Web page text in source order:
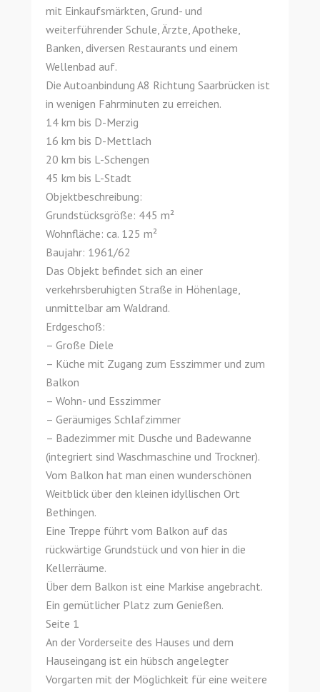
mit Einkaufsmärkten, Grund- und
weiterführender Schule, Ärzte, Apotheke,
Banken, diversen Restaurants und einem
Wellenbad auf.
Die Autoanbindung A8 Richtung Saarbrücken ist
in wenigen Fahrminuten zu erreichen.
14 km bis D-Merzig
16 km bis D-Mettlach
20 km bis L-Schengen
45 km bis L-Stadt
Objektbeschreibung:
Grundstücksgröße: 445 m²
Wohnfläche: ca. 125 m²
Baujahr: 1961/62
Das Objekt befindet sich an einer
verkehrsberuhigten Straße in Höhenlage,
unmittelbar am Waldrand.
Erdgeschoß:
– Große Diele
– Küche mit Zugang zum Esszimmer und zum
Balkon
– Wohn- und Esszimmer
– Geräumiges Schlafzimmer
– Badezimmer mit Dusche und Badewanne
(integriert sind Waschmaschine und Trockner).
Vom Balkon hat man einen wunderschönen
Weitblick über den kleinen idyllischen Ort
Bethingen.
Eine Treppe führt vom Balkon auf das
rückwärtige Grundstück und von hier in die
Kellerräume.
Über dem Balkon ist eine Markise angebracht.
Ein gemütlicher Platz zum Genießen.
Seite 1
An der Vorderseite des Hauses und dem
Hauseingang ist ein hübsch angelegter
Vorgarten mit der Möglichkeit für eine weitere